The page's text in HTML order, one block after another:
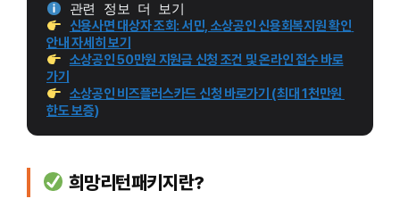
관련 정보 더 보기
신용사면 대상자 조회: 서민, 소상공인 신용회복지원 확인
안내 자세히 보기
소상공인 50만원 지원금 신청 조건 및 온라인 접수 바로
가기
소상공인 비즈플러스카드 신청 바로가기 (최대 1천만원
한도 보증)
희망리턴패키지란?